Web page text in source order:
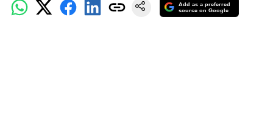
Add as a preferred
source on Google